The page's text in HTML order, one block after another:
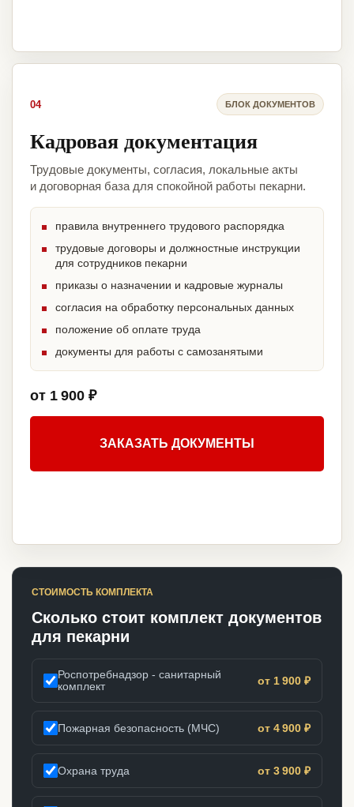
04 БЛОК ДОКУМЕНТОВ
Кадровая документация
Трудовые документы, согласия, локальные акты
и договорная база для спокойной работы пекарни.
правила внутреннего трудового распорядка
трудовые договоры и должностные инструкции
для сотрудников пекарни
приказы о назначении и кадровые журналы
согласия на обработку персональных данных
положение об оплате труда
документы для работы с самозанятыми
от 1 900 ₽
ЗАКАЗАТЬ ДОКУМЕНТЫ
СТОИМОСТЬ КОМПЛЕКТА
Сколько стоит комплект документов
для пекарни
Роспотребнадзор - санитарный
комплект
от 1 900 ₽
Пожарная безопасность (МЧС) от 4 900 ₽
Охрана труда от 3 900 ₽